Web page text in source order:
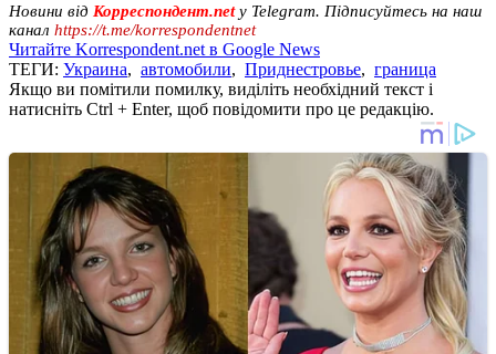
Новини від Корреспондент.netу Telegram. Підписуйтесь на наш
канал https://t.me/korrespondentnet
Читайте Korrespondent.net в Google News
ТЕГИ: Украина, автомобили, Приднестровье, граница
Якщо ви помітили помилку, виділіть необхідний текст і
натисніть Ctrl + Enter, щоб повідомити про це редакцію.